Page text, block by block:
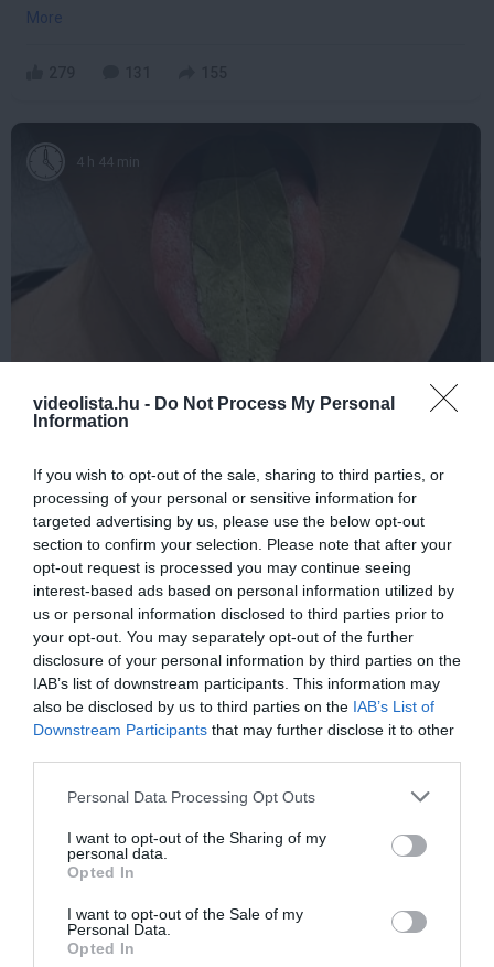
videolista.hu - Do Not Process My Personal
Information
If you wish to opt-out of the sale, sharing to third parties, or
processing of your personal or sensitive information for
targeted advertising by us, please use the below opt-out
section to confirm your selection. Please note that after your
opt-out request is processed you may continue seeing
interest-based ads based on personal information utilized by
us or personal information disclosed to third parties prior to
your opt-out. You may separately opt-out of the further
disclosure of your personal information by third parties on the
IAB’s list of downstream participants. This information may
also be disclosed by us to third parties on the IAB’s List of
Downstream Participants that may further disclose it to other
Please note that this website/app uses one or more Google
not limited to your visit or usage behaviour. You may click to
grant or deny consent to Google and its third-party tags to
use your data for below specified purposes in below Google
consent section.
Personal Data Processing Opt Outs
I want to opt-out of the Sharing of my
personal data.
Opted In
I want to opt-out of the Sale of my
Personal Data.
Opted In
More
4 h 44 min
This Simple Trick Removes All Parasites From
Your Body!
474 123 180
4 h 40 min
Fungus Dries Up And Falls Off After The First